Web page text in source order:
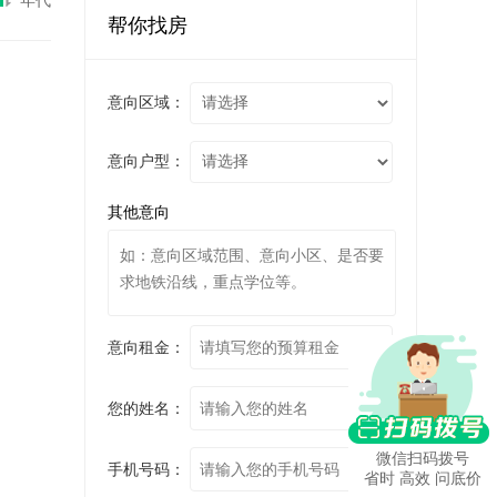
帮你找房
意向区域：
意向户型：
其他意向
意向租金：
您的姓名：
手机号码：
微信扫码拨号
省时 高效 问底价